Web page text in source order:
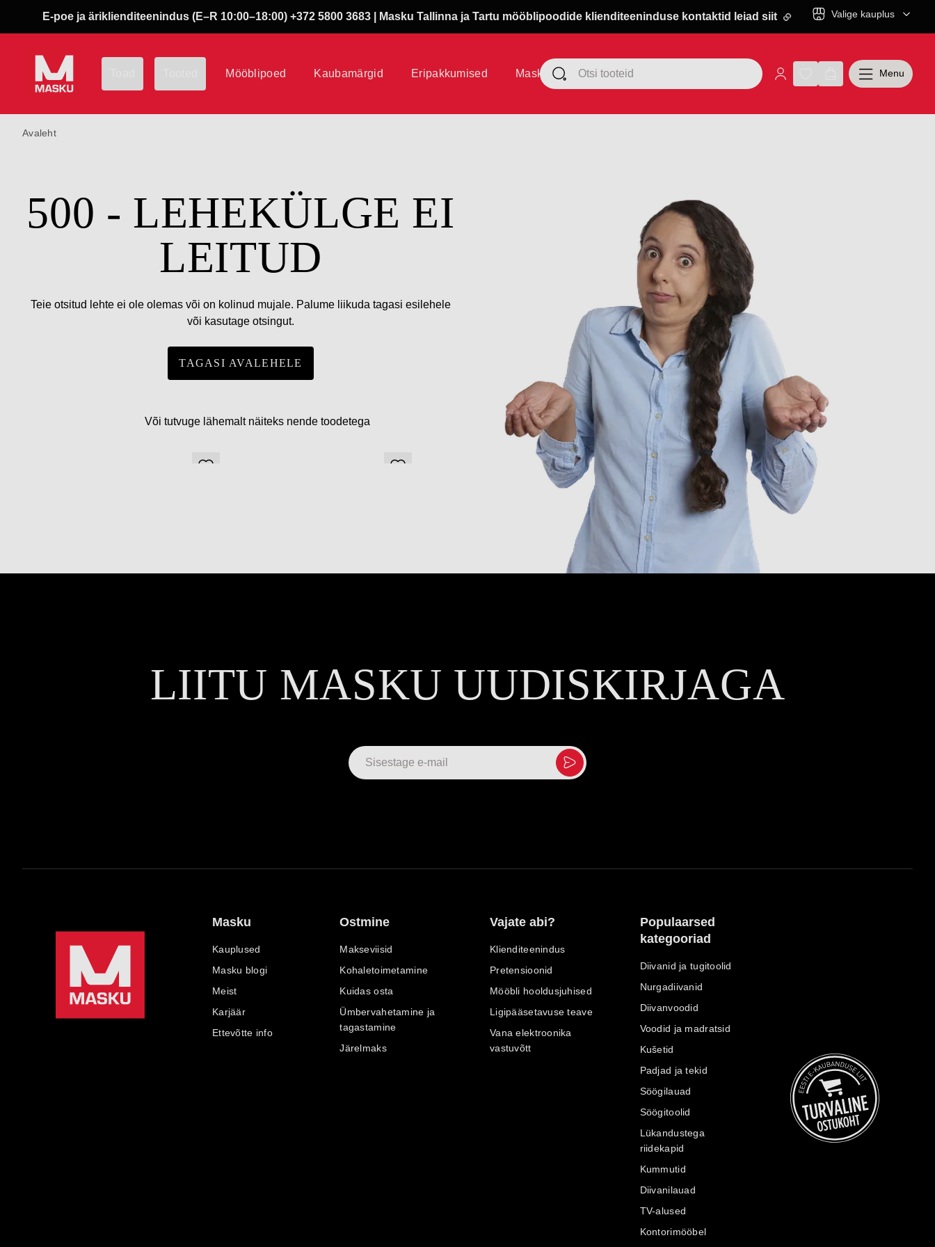
E-poe ja äriklienditeenindus (E–R 10:00–18:00) +372 5800 3683 | Masku Tallinna ja Tartu mööblipoodide klienditeeninduse kontaktid leiad siit Valige kauplus
Mööblipoed Kaubamärgid Eripakkumised Masku klubi Menu
Avaleht
500 - LEHEKÜLGE EI
LEITUD
Teie otsitud lehte ei ole olemas või on kolinud mujale. Palume liikuda tagasi esilehele
või kasutage otsingut.
TAGASI AVALEHELE
Või tutvuge lähemalt näiteks nende toodetega
LIITU MASKU UUDISKIRJAGA
Masku
Kauplused
Masku blogi
Meist
Karjäär
Ettevõtte info
Ostmine
Makseviisid
Kohaletoimetamine
Kuidas osta
Ümbervahetamine ja
tagastamine
Järelmaks
Vajate abi?
Klienditeenindus
Pretensioonid
Mööbli hooldusjuhised
Ligipääsetavuse teave
Vana elektroonika
vastuvõtt
Populaarsed
kategooriad
Diivanid ja tugitoolid
Nurgadiivanid
Diivanvoodid
Voodid ja madratsid
Kušetid
Padjad ja tekid
Söögilauad
Söögitoolid
Lükandustega
riidekapid
Kummutid
Diivanilauad
TV-alused
Kontorimööbel